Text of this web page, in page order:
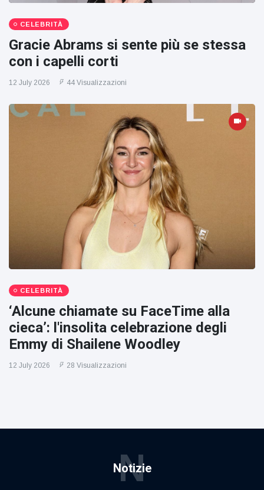
CELEBRITÀ
Gracie Abrams si sente più se stessa
con i capelli corti
12 July 2026 44 Visualizzazioni
CELEBRITÀ
‘Alcune chiamate su FaceTime alla
cieca’: l'insolita celebrazione degli
Emmy di Shailene Woodley
12 July 2026 28 Visualizzazioni
Notizie
N